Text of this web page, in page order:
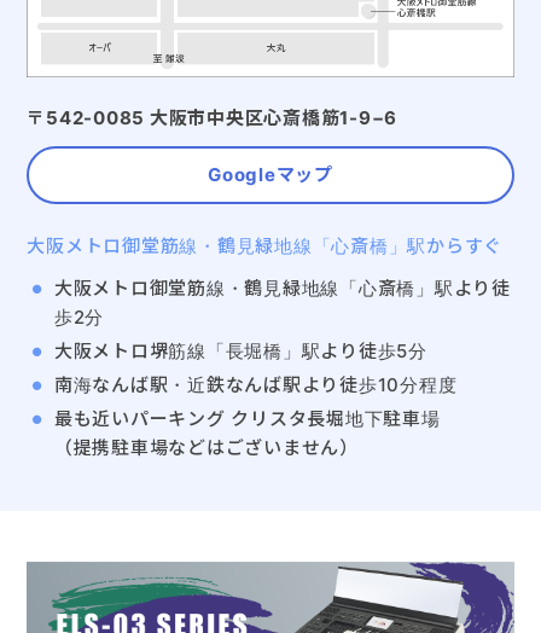
〒542-0085 大阪市中央区心斎橋筋1-9−6
Googleマップ
大阪メトロ御堂筋線・鶴見緑地線「心斎橋」駅からすぐ
大阪メトロ御堂筋線・鶴見緑地線「心斎橋」駅より徒
歩2分
大阪メトロ堺筋線「長堀橋」駅より徒歩5分
南海なんば駅・近鉄なんば駅より徒歩10分程度
最も近いパーキング クリスタ長堀地下駐車場
（提携駐車場などはございません）